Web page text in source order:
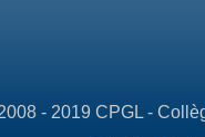
- 2019 CPGL -